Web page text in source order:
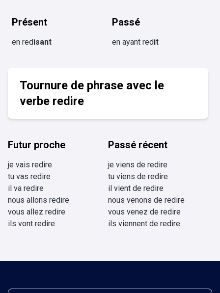
Présent
en redisant
Passé
en ayant redit
Tournure de phrase avec le
verbe redire
Futur proche
je vais redire
tu vas redire
il va redire
nous allons redire
vous allez redire
ils vont redire
Passé récent
je viens de redire
tu viens de redire
il vient de redire
nous venons de redire
vous venez de redire
ils viennent de redire